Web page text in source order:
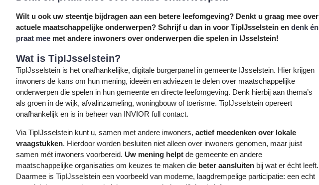
Wilt u ook uw steentje bijdragen aan een betere leefomgeving? Denkt u graag mee over
actuele maatschappelijke onderwerpen? Schrijf u dan in voor TipIJsselstein en denk én
praat mee met andere inwoners over onderwerpen die spelen in IJsselstein!
Wat is TipIJsselstein?
TipIJsselstein is het onafhankelijke, digitale burgerpanel in gemeente IJsselstein. Hier krijgen
inwoners de kans om hun mening, ideeën en adviezen te delen over maatschappelijke
onderwerpen die spelen in hun gemeente en directe leefomgeving. Denk hierbij aan thema’s
als groen in de wijk, afvalinzameling, woningbouw of toerisme. TipIJsselstein opereert
onafhankelijk en is in beheer van INVIOR full contact.
Via TipIJsselstein kunt u, samen met andere inwoners, actief meedenken over lokale
vraagstukken. Hierdoor worden besluiten niet alleen over inwoners genomen, maar juist
samen mét inwoners voorbereid. Uw mening helpt de gemeente en andere
maatschappelijke organisaties om keuzes te maken die beter aansluiten bij wat er écht leeft.
Daarmee is TipIJsselstein een voorbeeld van moderne, laagdrempelige participatie: een echt